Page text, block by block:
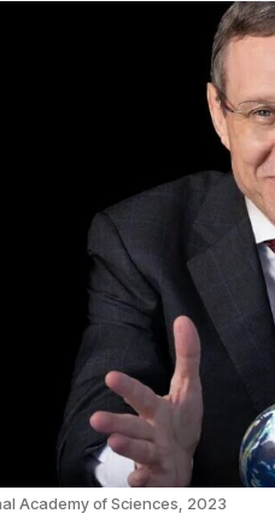
Academy of Sciences, 2023